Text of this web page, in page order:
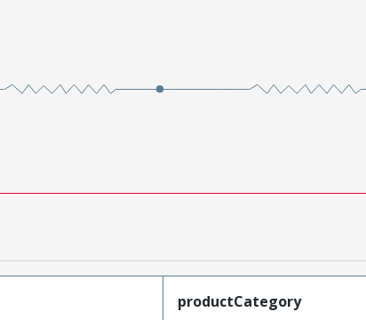
productCategory